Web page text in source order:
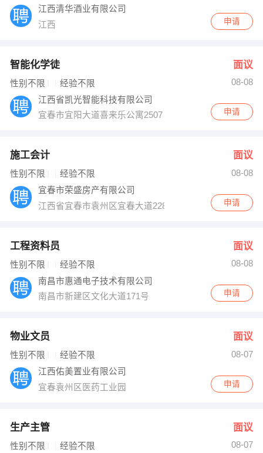
江西清华酒业有限公司
江西
申请
智能化学徒 面议
性别不限 经验不限
08-08
江西省凯光智能科技有限公司
宜春市宜阳大道喜来乐公寓2507
申请
施工会计 面议
性别不限 经验不限
08-08
宜春市荣盛房产有限公司
江西省宜春市袁州区宜春大道2288号
申请
工程资料员 面议
性别不限 经验不限
08-08
南昌市惠通电子技术有限公司
南昌市新建区文化大道171号
申请
物业文员 面议
性别不限 经验不限
08-07
江西佑美置业有限公司
宜春袁州区医药工业园
申请
生产主管 面议
性别不限 经验不限
08-07